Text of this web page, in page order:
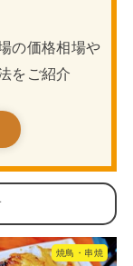
の価格相場や
をご紹介
焼鳥・串焼